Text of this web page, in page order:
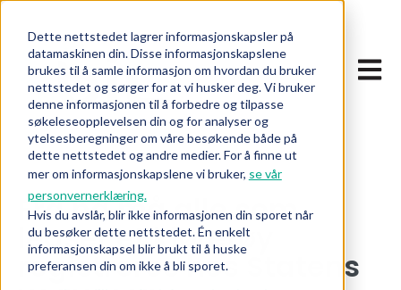
Dette nettstedet lagrer informasjonskapsler på
datamaskinen din. Disse informasjonskapslene
brukes til å samle informasjon om hvordan du bruker
nettstedet og sørger for at vi husker deg. Vi bruker
denne informasjonen til å forbedre og tilpasse
søkeleseopplevelsen din og for analyser og
ytelsesberegninger om våre besøkende både på
dette nettstedet og andre medier. For å finne ut
mer om informasjonskapslene vi bruker, se vår
personvernerklæring.
Hvis du avslår, blir ikke informasjonen din sporet når
du besøker dette nettstedet. Én enkelt
informasjonskapsel blir brukt til å huske
preferansen din om ikke å bli sporet.
Åpne
Fra nå må alle som
leaser et kjøretøy
registreres hos Statens